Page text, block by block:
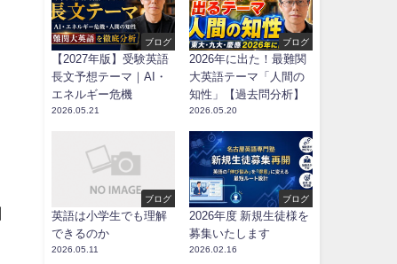
ブログ
【2027年版】受験英語
長文予想テーマ｜AI・
エネルギー危機
2026.05.21
ブログ
2026年に出た！最難関
大英語テーマ「人間の
知性」【過去問分析】
2026.05.20
ブログ
英語は小学生でも理解
できるのか
2026.05.11
ブログ
2026年度 新規生徒様を
募集いたします
2026.02.16